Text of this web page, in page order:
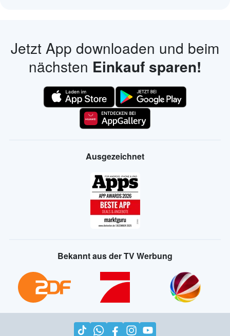
Jetzt App downloaden und beim
nächsten Einkauf sparen!
Ausgezeichnet
Bekannt aus der TV Werbung